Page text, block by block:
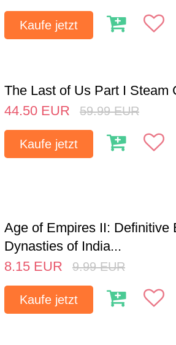
Kaufe jetzt
The Last of Us Part I Steam
44.50 EUR 59.99 EUR
Kaufe jetzt
Age of Empires II: Definitive
Dynasties of India...
8.15 EUR 9.99 EUR
Kaufe jetzt